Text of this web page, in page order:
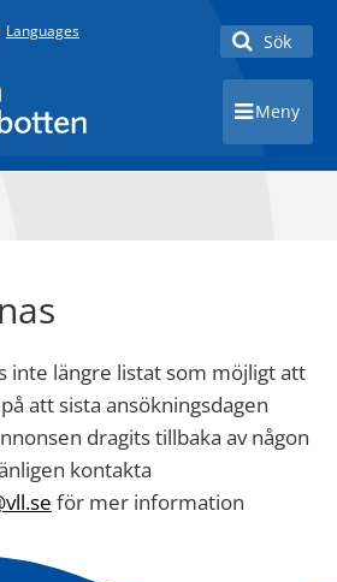
Languages
Toggle
Sök
Toggle
Meny
inte längre listat som möjligt att
att sista ansökningsdagen
dragits tillbaka av någon
kontakta
för mer information